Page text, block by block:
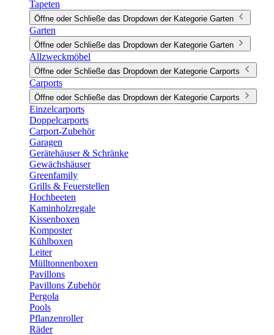
Tapeten
Öffne oder Schließe das Dropdown der Kategorie Garten
Garten
Öffne oder Schließe das Dropdown der Kategorie Garten
Allzweckmöbel
Öffne oder Schließe das Dropdown der Kategorie Carports
Carports
Öffne oder Schließe das Dropdown der Kategorie Carports
Einzelcarports
Doppelcarports
Carport-Zubehör
Garagen
Gerätehäuser & Schränke
Gewächshäuser
Greenfamily
Grills & Feuerstellen
Hochbeeten
Kaminholzregale
Kissenboxen
Komposter
Kühlboxen
Leiter
Mülltonnenboxen
Pavillons
Pavillons Zubehör
Pergola
Pools
Pflanzenroller
Räder